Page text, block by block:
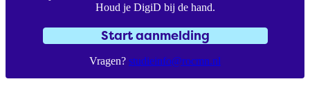
Houd je DigiD bij de hand.
Start aanmelding
Vragen? studieinfo@rocmn.nl